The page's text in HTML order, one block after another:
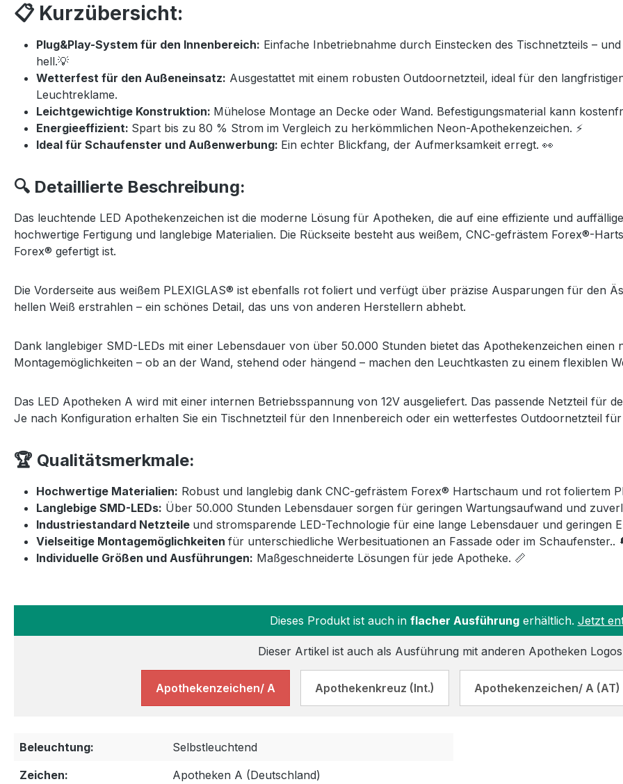
📋 Kurzübersicht:
Plug&Play-System für den Innenbereich: Einfache Inbetriebnahme durch Einstecken des Tischnetzteils –
hell.💡
Wetterfest für den Außeneinsatz: Ausgestattet mit einem robusten Outdoornetzteil, ideal für den
Leuchtreklame.
Leichtgewichtige Konstruktion: Mühelose Montage an Decke oder Wand. Befestigungsmaterial kann
Energieeffizient: Spart bis zu 80 % Strom im Vergleich zu herkömmlichen Neon-Apothekenzeichen. ⚡
Ideal für Schaufenster und Außenwerbung: Ein echter Blickfang, der Aufmerksamkeit erregt. 👀
🔍 Detaillierte Beschreibung:
Das leuchtende LED Apothekenzeichen ist die moderne Lösung für Apotheken, die auf eine effiziente und
hochwertige Fertigung und langlebige Materialien. Die Rückseite besteht aus weißem, CNC-gefrästem Forex®-
Forex® gefertigt ist.
Die Vorderseite aus weißem PLEXIGLAS® ist ebenfalls rot foliert und verfügt über präzise Ausparungen für den
hellen Weiß erstrahlen – ein schönes Detail, das uns von anderen Herstellern abhebt.
Dank langlebiger SMD-LEDs mit einer Lebensdauer von über 50.000 Stunden bietet das Apothekenzeichen einen
Montagemöglichkeiten – ob an der Wand, stehend oder hängend – machen den Leuchtkasten zu einem flexiblen
Das LED Apotheken A wird mit einer internen Betriebsspannung von 12V ausgeliefert. Das passende Netzteil für
Je nach Konfiguration erhalten Sie ein Tischnetzteil für den Innenbereich oder ein wetterfestes Outdoornetzteil für
🏆 Qualitätsmerkmale:
Hochwertige Materialien: Robust und langlebig dank CNC-gefrästem Forex® Hartschaum und rot foliertem
Langlebige SMD-LEDs: Über 50.000 Stunden Lebensdauer sorgen für geringen Wartungsaufwand und
Industriestandard Netzteile und stromsparende LED-Technologie für eine lange Lebensdauer und geringen
Vielseitige Montagemöglichkeiten für unterschiedliche Werbesituationen an Fassade oder im Schaufenster..
Individuelle Größen und Ausführungen: Maßgeschneiderte Lösungen für jede Apotheke. 📏
Dieses Produkt ist auch in flacher Ausführungerhältlich. Jetzt
Dieser Artikel ist auch als Ausführung mit anderen Apotheken
Apothekenzeichen/ A Apothekenkreuz (Int.) Apothekenzeichen/ A (AT)
Beleuchtung:
Selbstleuchtend
Zeichen:
Apotheken A (Deutschland)